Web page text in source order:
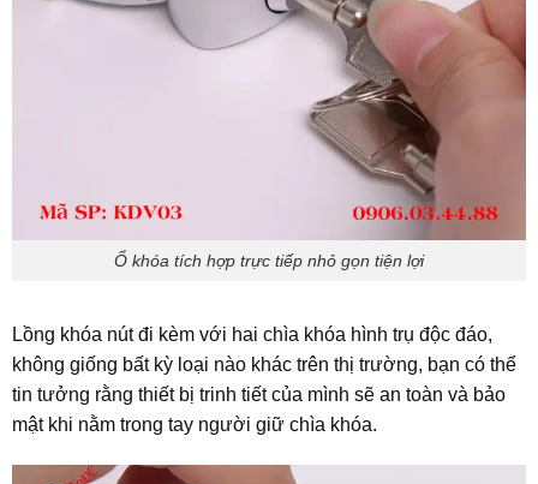
Ổ khóa tích hợp trực tiếp nhỏ gọn tiện lợi
Lồng khóa nút đi kèm với hai chìa khóa hình trụ độc đáo,
không giống bất kỳ loại nào khác trên thị trường, bạn có thể
tin tưởng rằng thiết bị trinh tiết của mình sẽ an toàn và bảo
mật khi nằm trong tay người giữ chìa khóa.